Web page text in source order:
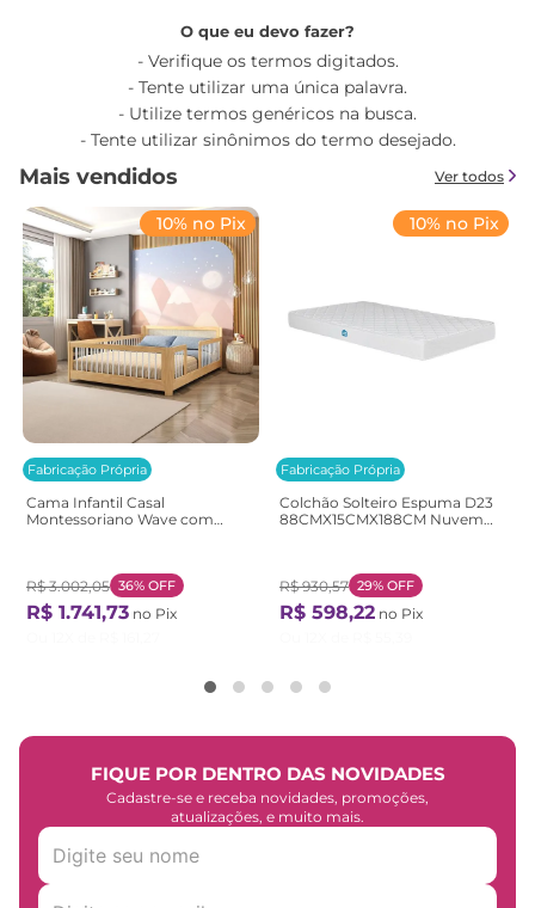
O que eu devo fazer?
Verifique os termos digitados.
Tente utilizar uma única palavra.
Utilize termos genéricos na busca.
Tente utilizar sinônimos do termo desejado.
Mais vendidos Ver todos
Fabricação Própria
10% no Pix
Cama Infantil Casal
Montessoriano Wave com
Natural/Branco
R$ 3.002,05 36% OFF
R$ 1.741,73 no Pix
Fabricação Própria
10% no Pix
Colchão Solteiro Espuma D23
88CMX15CMX188CM Nuvem
R$ 930,57 29% OFF
R$ 598,22 no Pix
FIQUE POR DENTRO DAS NOVIDADES
Cadastre-se e receba novidades, promoções,
atualizações, e muito mais.